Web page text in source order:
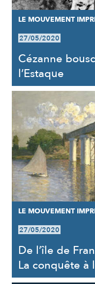
LE MOUVEMENT
27/05/2020
Cézanne
l’Estaque
LE MOUVEMENT
27/05/2020
De l’île de
La conquête à